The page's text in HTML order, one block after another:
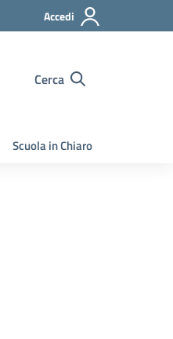
Accedi
Cerca
Scuola in Chiaro